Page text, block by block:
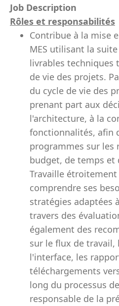
Job Description
Rôles et responsabilités
Contribue à la mise
MES utilisant la
livrables techniques
de vie des projets.
du cycle de vie des
prenant part aux
l'architecture, à la
fonctionnalités, afin
programmes sur les
budget, de temps et
Travaille
comprendre ses
stratégies adaptées
travers des
également des
sur le flux de travail,
l'interface, les
téléchargements
long du processus
responsable de la